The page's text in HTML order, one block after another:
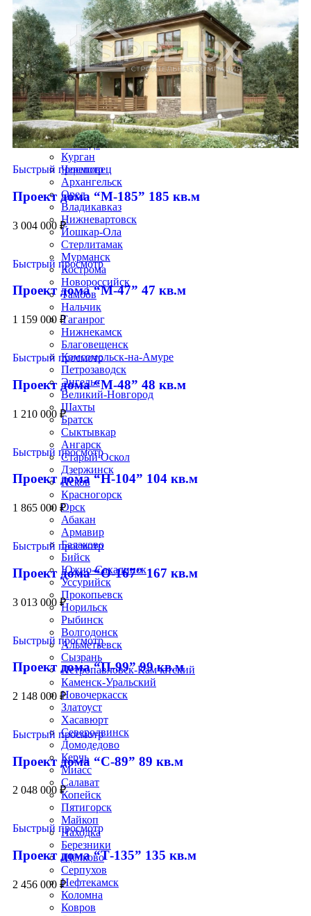
Иваново
Владимир
Симферополь
Нижний Тагил
Калуга
Белгород
Чита
Грозный
Волжский
Смоленск
Саранск
Вологда
Курган
Череповец
Архангельск
Орел
Владикавказ
Нижневартовск
Йошкар-Ола
Стерлитамак
Мурманск
Кострома
Новороссийск
Тамбов
Нальчик
Таганрог
Нижнекамск
Благовещенск
Комсомольск-на-Амуре
Петрозаводск
Энгельс
Великий-Новгород
Шахты
Братск
Сыктывкар
Ангарск
Старый Оскол
Дзержинск
Псков
Красногорск
Орск
Абакан
Армавир
Балаково
Бийск
Южно-Сахалинск
Уссурийск
Прокопьевск
Норильск
Рыбинск
Волгодонск
Альметьевск
Сызрань
Петропавловск-Камчатский
Каменск-Уральский
Новочеркасск
Златоуст
Хасавюрт
Северодвинск
Домодедово
Керчь
Миасс
Салават
Копейск
Пятигорск
Майкоп
Находка
Березники
Щёлково
Серпухов
Нефтекамск
Коломна
Ковров
Быстрый просмотр
Проект дома “М-185” 185 кв.м
3 004 000 ₽
Быстрый просмотр
Проект дома “М-47” 47 кв.м
1 159 000 ₽
Быстрый просмотр
Проект дома “М-48” 48 кв.м
1 210 000 ₽
Быстрый просмотр
Проект дома “Н-104” 104 кв.м
1 865 000 ₽
Быстрый просмотр
Проект дома “О-167” 167 кв.м
3 013 000 ₽
Быстрый просмотр
Проект дома “П-99” 99 кв.м
2 148 000 ₽
Быстрый просмотр
Проект дома “С-89” 89 кв.м
2 048 000 ₽
Быстрый просмотр
Проект дома “Т-135” 135 кв.м
2 456 000 ₽